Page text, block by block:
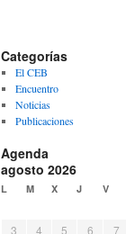
Categorías
El CEB
Encuentro
Noticias
Publicaciones
Agenda
agosto 2026
L M X J V
3
4 5 6 7